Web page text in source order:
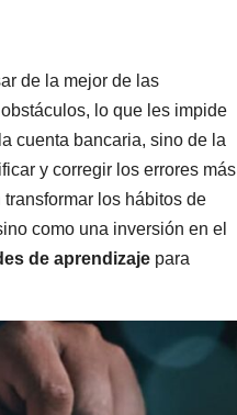
de la mejor de las
lo que les impide
cuenta bancaria, sino de la
y corregir los errores más
los hábitos de
como una inversión en el
de aprendizaje para